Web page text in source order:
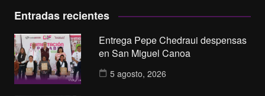
Entradas recientes
Entrega Pepe Chedraui despensas
en San Miguel Canoa
5 agosto, 2026